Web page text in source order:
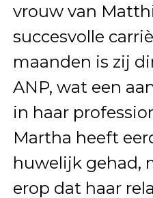
vrouw van
succesvolle
maanden is zij
ANP, wat een
in haar
Martha heeft
huwelijk gehad,
erop dat haar